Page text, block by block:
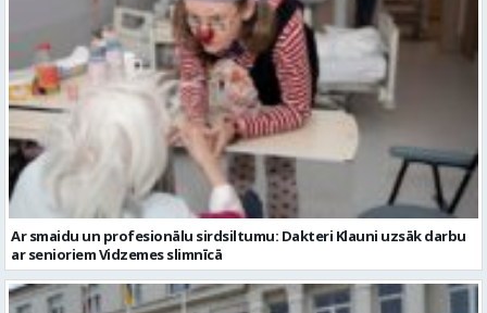
Ar smaidu un profesionālu sirdsiltumu: Dakteri Klauni uzsāk darbu
ar senioriem Vidzemes slimnīcā